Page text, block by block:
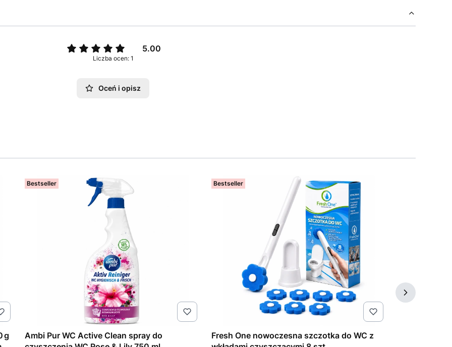
5.00
Liczba ocen: 1
Oceń i opisz
g
Bestseller
Ambi Pur WC Active Clean spray do
Bestseller
Fresh One nowoczesna szczotka do WC z